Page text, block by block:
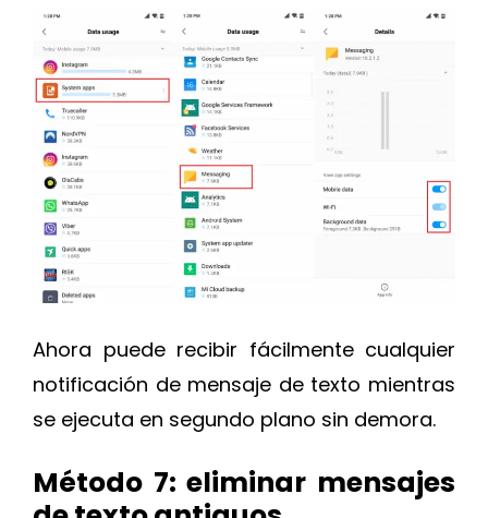
Ahora puede recibir fácilmente cualquier
notificación de mensaje de texto mientras
se ejecuta en segundo plano sin demora.
Método 7: eliminar mensajes